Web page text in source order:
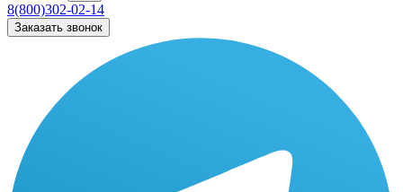
8(800)302-02-14
Заказать звонок